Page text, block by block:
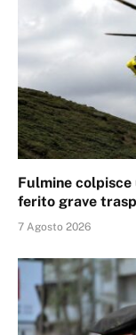
Fulmine
ferito grave
7 Agosto 2026